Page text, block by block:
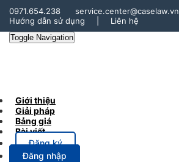
0971.654.238
service.center@caselaw.vn
Hướng dẫn sử dụng
Liên hệ
Toggle Navigation
Giới thiệu
Giải pháp
Bảng giá
Bài viết
Đăng ký
Đăng nhập